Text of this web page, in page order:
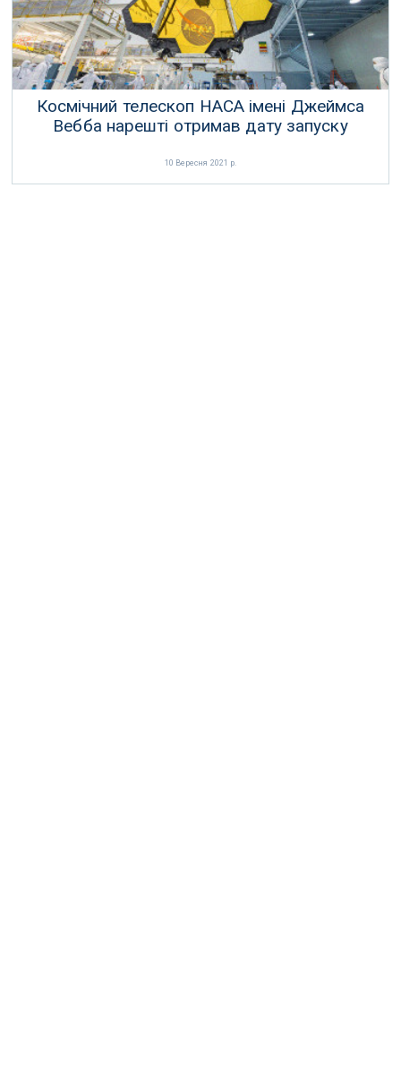
Космічний телескоп НАСА імені Джеймса
Вебба нарешті отримав дату запуску
10 Вересня 2021 р.